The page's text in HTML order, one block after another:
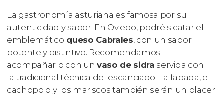
La gastronomía asturiana es famosa por su
autenticidad y sabor. En Oviedo, podréis catar el
emblemático queso Cabrales, con un sabor
potente y distintivo. Recomendamos
acompañarlo con un vaso de sidra servida con
la tradicional técnica del escanciado. La fabada, el
cachopo o y los mariscos también serán un placer